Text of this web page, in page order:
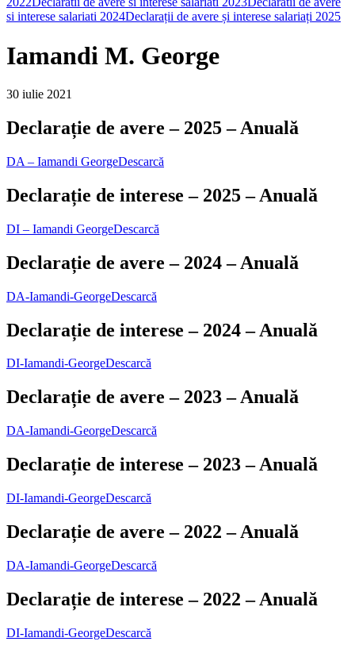
si interese salariati 2024Declarații de avere și interese salariați 2025
Iamandi M. George
30 iulie 2021
Declarație de avere – 2025 – Anuală
DA – Iamandi GeorgeDescarcă
Declarație de interese – 2025 – Anuală
DI – Iamandi GeorgeDescarcă
Declarație de avere – 2024 – Anuală
DA-Iamandi-GeorgeDescarcă
Declarație de interese – 2024 – Anuală
DI-Iamandi-GeorgeDescarcă
Declarație de avere – 2023 – Anuală
DA-Iamandi-GeorgeDescarcă
Declarație de interese – 2023 – Anuală
DI-Iamandi-GeorgeDescarcă
Declarație de avere – 2022 – Anuală
DA-Iamandi-GeorgeDescarcă
Declarație de interese – 2022 – Anuală
DI-Iamandi-GeorgeDescarcă